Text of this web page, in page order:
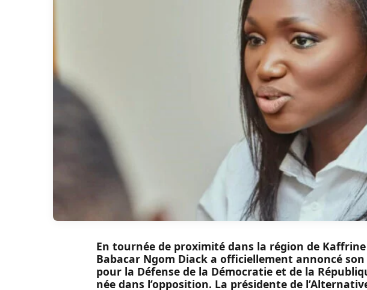
En tournée de proximité dans la région de
Babacar Ngom Diack a officiellement annoncé
pour la Défense de la Démocratie et de la
née dans l’opposition. La présidente de